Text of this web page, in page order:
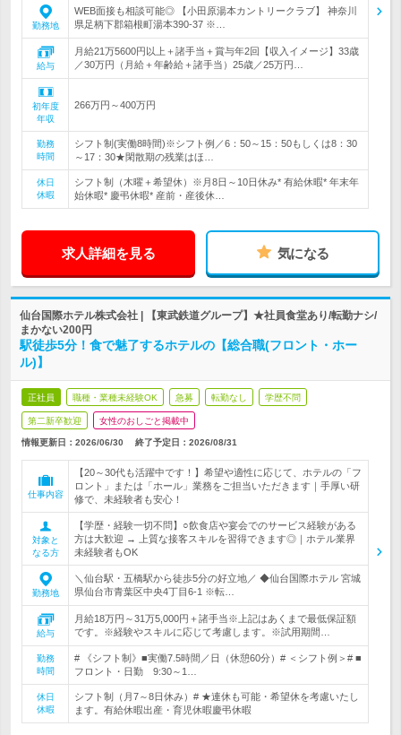
勤務地
WEB面接も相談可能◎ 【小田原湯本カントリークラブ】 神奈川
県足柄下郡箱根町湯本390-37 ※…
給与
月給21万5600円以上＋諸手当＋賞与年2回【収入イメージ】33歳
／30万円（月給＋年齢給＋諸手当）25歳／25万円…
初年度
年収
266万円～400万円
勤務
時間
シフト制(実働8時間)※シフト例／6：50～15：50もしくは8：30
～17：30★閑散期の残業はほ…
休日
休暇
シフト制（木曜＋希望休）※月8日～10日休み* 有給休暇* 年末年
始休暇* 慶弔休暇* 産前・産後休…
求人詳細を見る 気になる
仙台国際ホテル株式会社 | 【東武鉄道グループ】★社員食堂あり/転勤ナシ/
まかない200円
駅徒歩5分！食で魅了するホテルの【総合職(フロント・ホー
ル)】
正社員 職種・業種未経験OK 急募 転勤なし 学歴不問
第二新卒歓迎 女性のおしごと掲載中
情報更新日：2026/06/30 終了予定日： 2026/08/31
仕事内容
【20～30代も活躍中です！】希望や適性に応じて、ホテルの「フ
ロント」または「ホール」業務をご担当いただきます｜手厚い研
修で、未経験者も安心！
対象と
なる方
【学歴・経験一切不問】○飲食店や宴会でのサービス経験がある
方は大歓迎 → 上質な接客スキルを習得できます◎｜ホテル業界
未経験者もOK
勤務地
＼仙台駅・五橋駅から徒歩5分の好立地／ ◆仙台国際ホテル 宮城
県仙台市青葉区中央4丁目6-1 ※転…
給与
月給18万円～31万5,000円＋諸手当※上記はあくまで最低保証額
です。※経験やスキルに応じて考慮します。※試用期間…
勤務
時間
# 《シフト制》■実働7.5時間／日（休憩60分）# ＜シフト例＞# ■
フロント・日勤 9:30～1…
休日
休暇
シフト制（月7～8日休み）# ★連休も可能・希望休を考慮いたし
ます。有給休暇出産・育児休暇慶弔休暇